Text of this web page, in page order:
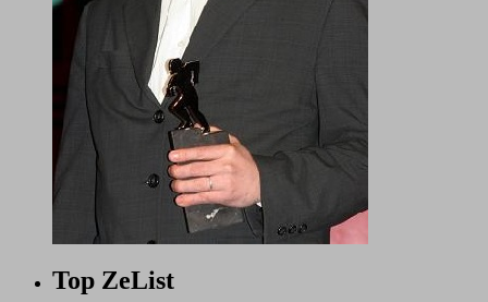
Top ZeList